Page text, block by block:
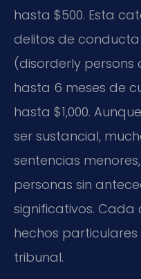
hasta $500. Esta
delitos de
(disorderly persons
hasta 6 meses de
hasta $1,000.
ser sustancial,
sentencias
personas sin
significativos. Cada
hechos
tribunal.